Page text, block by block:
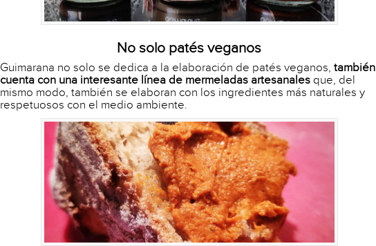
No solo patés veganos
Guimarana no solo se dedica a la elaboración de patés veganos, también
cuenta con una interesante línea de mermeladas artesanales que, del
mismo modo, también se elaboran con los ingredientes más naturales y
respetuosos con el medio ambiente.